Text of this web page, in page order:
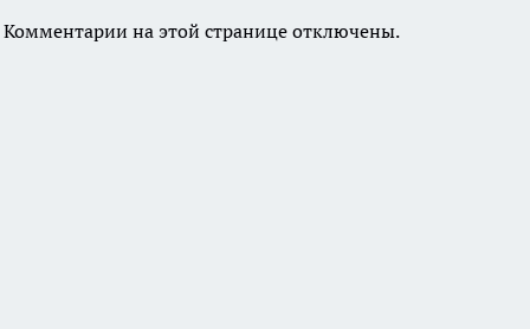
Комментарии на этой странице отключены.